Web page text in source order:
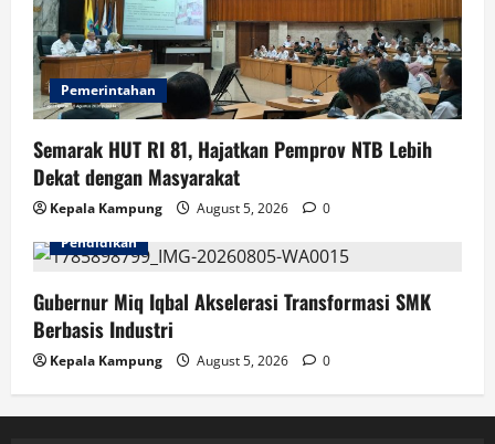
Pemerintahan
Semarak HUT RI 81, Hajatkan Pemprov NTB Lebih
Dekat dengan Masyarakat
Kepala Kampung August 5, 2026
0
Pendidikan
Gubernur Miq Iqbal Akselerasi Transformasi SMK
Berbasis Industri
Kepala Kampung August 5, 2026 0